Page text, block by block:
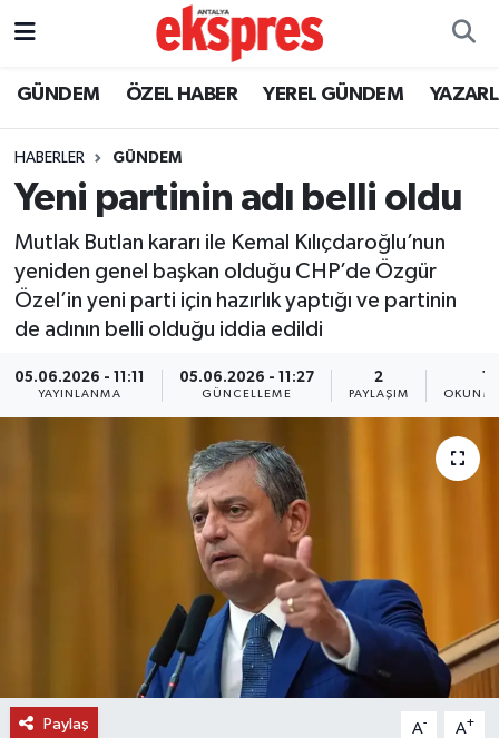
GÜNDEM ÖZEL HABER YEREL GÜNDEM
HABERLER GÜNDEM
Yeni partinin adı belli oldu
Mutlak Butlan kararı ile Kemal Kılıçdaroğlu’nun
yeniden genel başkan olduğu CHP’de Özgür
Özel’in yeni parti için hazırlık yaptığı ve partinin
de adının belli olduğu iddia edildi
05.06.2026 - 11:11
YAYINLANMA
05.06.2026 - 11:27
GÜNCELLEME
2
PAYLAŞIM
1
Paylaş A- A+
ÖZEL HABER
YEREL GÜNDEM
EKONOMİ
KÜLTÜR - SANAT
SPOR
RÖPORTAJ
Nöbetçi Eczaneler
Trafik Durumu
Süper Lig Puan Durumu ve Fikstür
Tüm Manşetler
Son Dakika Haberleri